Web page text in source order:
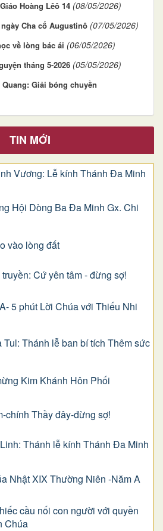
Hoàng Lêô 14 (08/05/2026)
Cha cố Augustinô (07/05/2026)
về lòng bác ái (06/05/2026)
tháng 5-2026 (05/05/2026)
Giải bóng chuyền
TIN MỚI
Vương: Lễ kính Thánh Đa Minh
Hội Dòng Ba Đa Minh Gx. Chi
vào lòng đất
Cứ yên tâm - đừng sợ!
5 phút Lời Chúa với Thiếu Nhi
Tul: Thánh lễ ban bí tích Thêm sức
Kim Khánh Hôn Phối
chính Thầy đây-đừng sợ!
Thánh lễ kính Thánh Đa Minh
Nhật XIX Thường Niên -Năm A
cầu nối con người với quyền
Chúa